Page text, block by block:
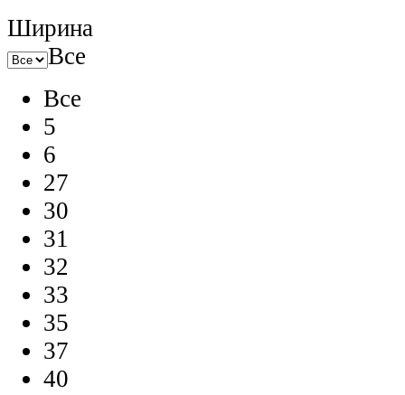
Ширина
Все
Все
5
6
27
30
31
32
33
35
37
40